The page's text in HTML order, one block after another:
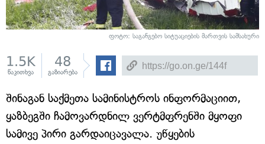
ფოტო: საგანგებო სიტუაციების მართვის სამსახური
1.5K
წაკითხვა
48
გაზიარება
შინაგან საქმეთა სამინისტროს ინფორმაციით,
ყაზბეგში ჩამოვარდნილ ვერტმფრენში მყოფი
სამივე პირი გარდაიცავალა. უწყების